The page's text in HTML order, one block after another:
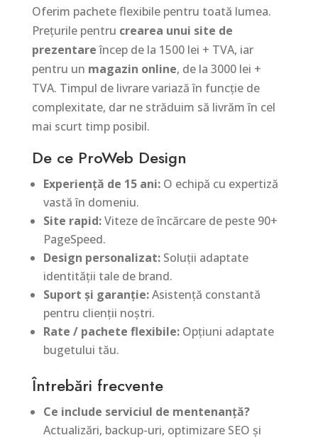
Oferim pachete flexibile pentru toată lumea.
Prețurile pentru crearea unui site de
prezentareîncep de la 1500 lei + TVA, iar
pentru un magazin online, de la 3000 lei +
TVA. Timpul de livrare variază în funcție de
complexitate, dar ne străduim să livrăm în cel
mai scurt timp posibil.
De ce ProWeb Design
Experiență de 15 ani:O echipă cu expertiză
vastă în domeniu.
Site rapid:Viteze de încărcare de peste 90+
PageSpeed.
Design personalizat:Soluții adaptate
identității tale de brand.
Suport și garanție:Asistență constantă
pentru clienții noștri.
Rate / pachete flexibile:Opțiuni adaptate
bugetului tău.
Întrebări frecvente
Ce include serviciul de mentenanță?
Actualizări, backup-uri, optimizare SEO și